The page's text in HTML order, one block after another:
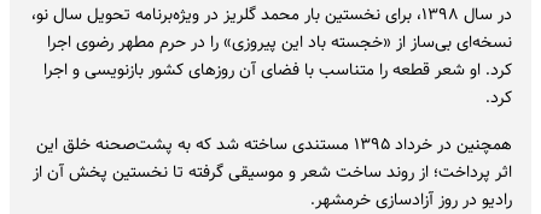
در سال ۱۳۹۸، برای نخستین بار محمد گلریز در ویژه‌برنامه تحویل سال نو،
نسخه‌ای بی‌ساز از «خجسته باد این پیروزی» را در حرم مطهر رضوی اجرا
کرد. او شعر قطعه را متناسب با فضای آن روزهای کشور بازنویسی و اجرا
کرد.
همچنین در خرداد ۱۳۹۵ مستندی ساخته شد که به پشت‌صحنه خلق این
اثر پرداخت؛ از روند ساخت شعر و موسیقی گرفته تا نخستین پخش آن از
رادیو در روز آزادسازی خرمشهر.